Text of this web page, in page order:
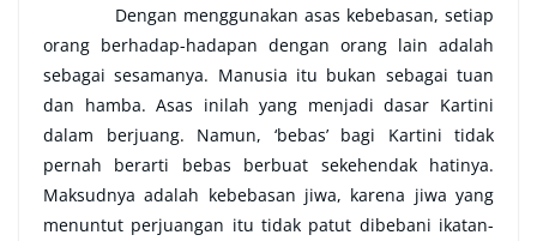
Dengan menggunakan asas kebebasan, setiap
orang berhadap-hadapan dengan orang lain adalah
sebagai sesamanya. Manusia itu bukan sebagai tuan
dan hamba. Asas inilah yang menjadi dasar Kartini
dalam berjuang. Namun, ‘bebas’ bagi Kartini tidak
pernah berarti bebas berbuat sekehendak hatinya.
Maksudnya adalah kebebasan jiwa, karena jiwa yang
menuntut perjuangan itu tidak patut dibebani ikatan-